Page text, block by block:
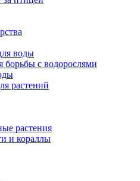
воды
борьбы с водорослями
растений
растения
и кораллы